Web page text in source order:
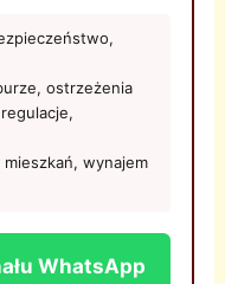
ostrzeżenia
mieszkań, wynajem
WhatsApp